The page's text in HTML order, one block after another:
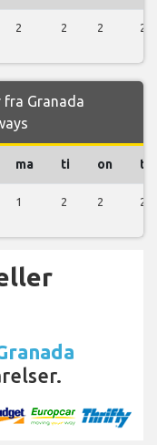
2 2 2 2
fra Granada
ma ti on to
1 2 2 2